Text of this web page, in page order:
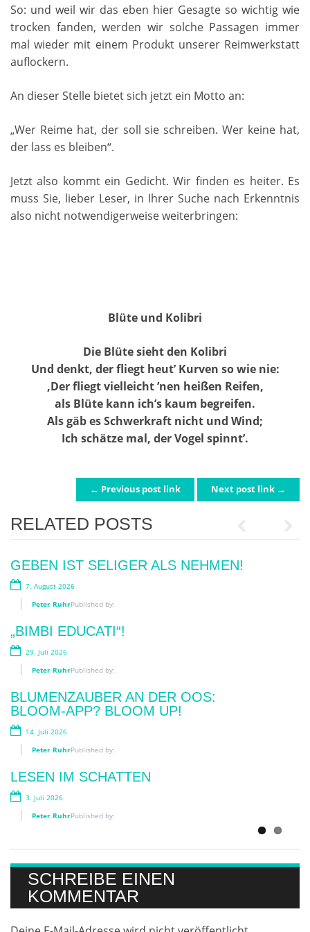
So: und weil wir das eben hier Gesagte so wichtig wie
trocken fanden, werden wir solche Passagen immer
mal wieder mit einem Produkt unserer Reimwerkstatt
auflockern.
An dieser Stelle bietet sich jetzt ein Motto an:
„Wer Reime hat, der soll sie schreiben. Wer keine hat,
der lass es bleiben“.
Jetzt also kommt ein Gedicht. Wir finden es heiter. Es
muss Sie, lieber Leser, in Ihrer Suche nach Erkenntnis
also nicht notwendigerweise weiterbringen:
Blüte und Kolibri
Die Blüte sieht den Kolibri
Und denkt, der fliegt heut’ Kurven so wie nie:
‚Der fliegt vielleicht ’nen heißen Reifen,
als Blüte kann ich’s kaum begreifen.
Als gäb es Schwerkraft nicht und Wind;
Ich schätze mal, der Vogel spinnt’.
POST NAVIGATION
← Previous post link Next post link →
RELATED POSTS
GEBEN IST SELIGER ALS NEHMEN!
7. August 2026
Published by:
Peter Ruhr
„BIMBI EDUCATI“!
29. Juli 2026
Published by:
Peter Ruhr
BLUMENZAUBER AN DER OOS:
BLOOM-APP? BLOOM UP!
14. Juli 2026
Published by:
Peter Ruhr
LESEN IM SCHATTEN
3. Juli 2026
Published by:
Peter Ruhr
WIRKLICH WICHTIG?
12. Juni 2026
Published by:
Peter Ruhr
SKANDAL!
2. Juni 2026
Published by:
Peter Ruhr
„MENSCH. TIER. WIR“
10. Mai 2026
Peter Ruhr
28. April 2026
Peter Ruhr
SCHREIBE EINEN
KOMMENTAR